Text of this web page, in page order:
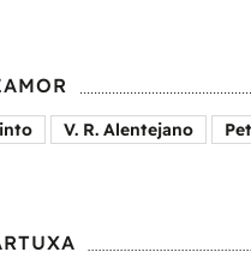
V. R. Alentejano